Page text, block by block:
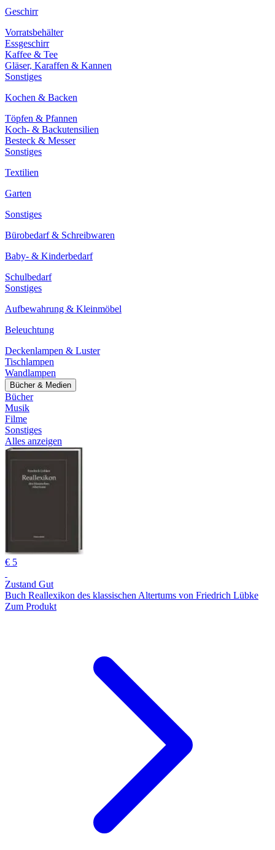
Geschirr
Vorratsbehälter
Essgeschirr
Kaffee & Tee
Gläser, Karaffen & Kannen
Sonstiges
Kochen & Backen
Töpfen & Pfannen
Koch- & Backutensilien
Besteck & Messer
Sonstiges
Textilien
Garten
Sonstiges
Bürobedarf & Schreibwaren
Baby- & Kinderbedarf
Schulbedarf
Sonstiges
Aufbewahrung & Kleinmöbel
Beleuchtung
Deckenlampen & Luster
Tischlampen
Wandlampen
Bücher & Medien
Bücher
Musik
Filme
Sonstiges
Alles anzeigen
€ 5
Zustand Gut
Buch Reallexikon des klassischen Altertums von Friedrich Lübke
Zum Produkt